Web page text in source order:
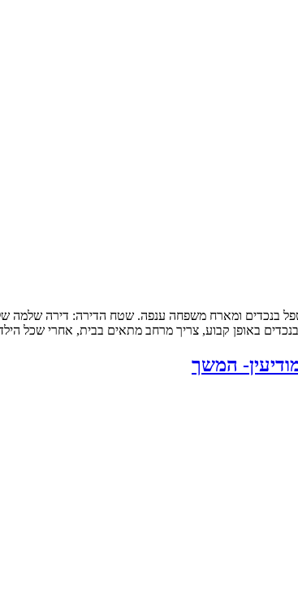
באופן קבוע, צריך מרחב מתאים בבית, אחרי שכל
המשך